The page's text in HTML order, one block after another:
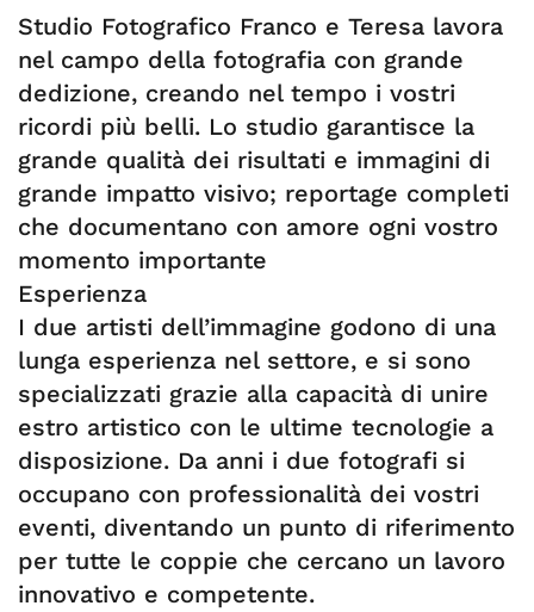
Studio Fotografico Franco e Teresa lavora
nel campo della fotografia con grande
dedizione, creando nel tempo i vostri
ricordi più belli. Lo studio garantisce la
grande qualità dei risultati e immagini di
grande impatto visivo; reportage completi
che documentano con amore ogni vostro
momento importante
Esperienza
I due artisti dell’immagine godono di una
lunga esperienza nel settore, e si sono
specializzati grazie alla capacità di unire
estro artistico con le ultime tecnologie a
disposizione. Da anni i due fotografi si
occupano con professionalità dei vostri
eventi, diventando un punto di riferimento
per tutte le coppie che cercano un lavoro
innovativo e competente.